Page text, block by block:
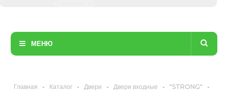
МЕНЮ
Главная - Каталог - Двери - Двери входные - "STRONG"
-